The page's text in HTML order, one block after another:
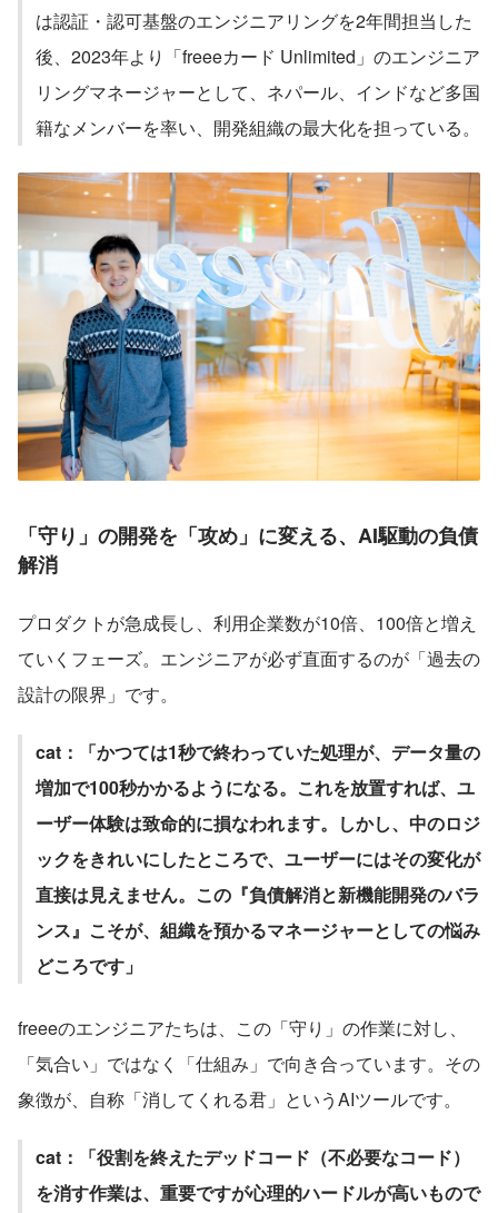
は認証・認可基盤のエンジニアリングを2年間担当した
後、2023年より「freeeカード Unlimited」のエンジニア
リングマネージャーとして、ネパール、インドなど多国
籍なメンバーを率い、開発組織の最大化を担っている。
「守り」の開発を「攻め」に変える、AI駆動の負債
解消
プロダクトが急成長し、利用企業数が10倍、100倍と増え
ていくフェーズ。エンジニアが必ず直面するのが「過去の
設計の限界」です。
cat：「かつては1秒で終わっていた処理が、データ量の
増加で100秒かかるようになる。これを放置すれば、ユ
ーザー体験は致命的に損なわれます。しかし、中のロジ
ックをきれいにしたところで、ユーザーにはその変化が
直接は見えません。この『負債解消と新機能開発のバラ
ンス』こそが、組織を預かるマネージャーとしての悩み
どころです」
freeeのエンジニアたちは、この「守り」の作業に対し、
「気合い」ではなく「仕組み」で向き合っています。その
象徴が、自称「消してくれる君」というAIツールです。
cat：「役割を終えたデッドコード（不必要なコード）
を消す作業は、重要ですが心理的ハードルが高いもので